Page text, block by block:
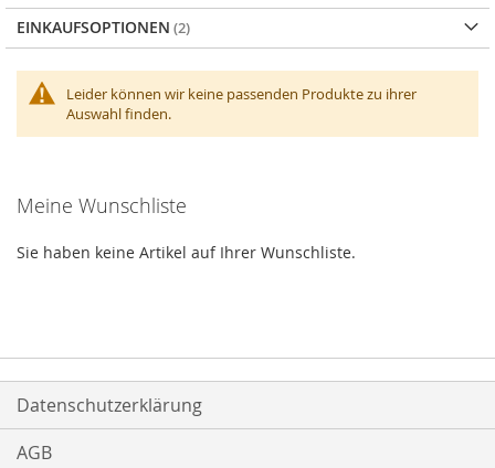
Leider können wir keine passenden Produkte zu ihrer
Auswahl finden.
EINKAUFSOPTIONEN
Meine Wunschliste
Sie haben keine Artikel auf Ihrer Wunschliste.
Datenschutzerklärung
AGB